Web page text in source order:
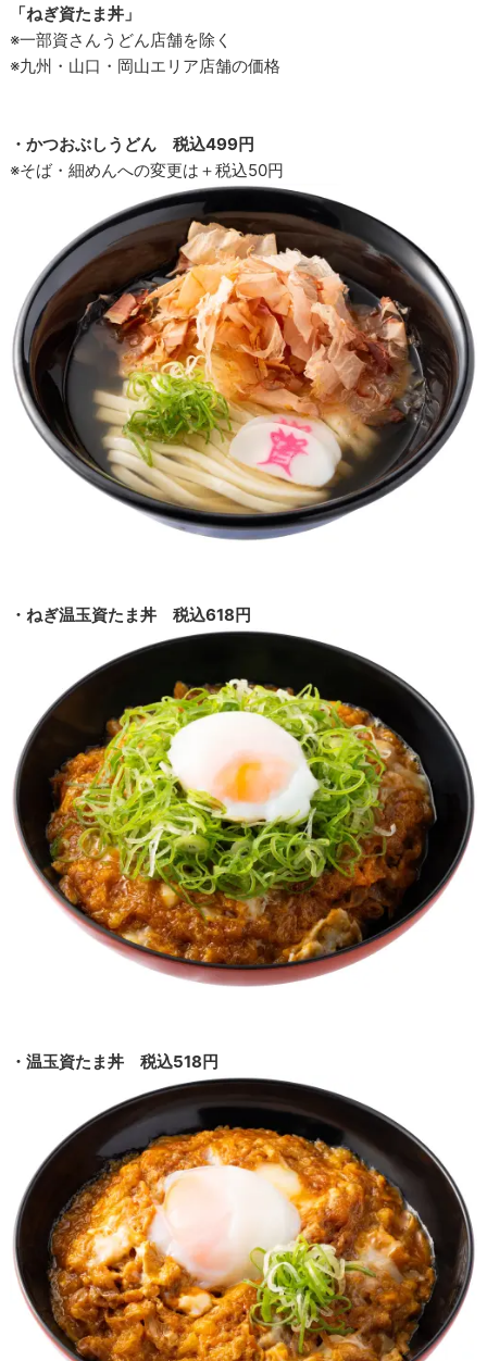
「ねぎ資たま丼」
※一部資さんうどん店舗を除く
※九州・山口・岡山エリア店舗の価格
・かつおぶしうどん 税込499円
※そば・細めんへの変更は＋税込50円
・ねぎ温玉資たま丼 税込618円
・温玉資たま丼 税込518円